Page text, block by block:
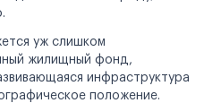
уж слишком
жилищный фонд,
инфраструктура
положение.